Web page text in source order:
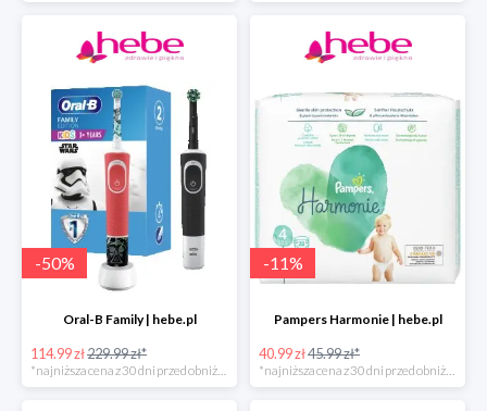
-50%
Oral-B Family | hebe.pl
114.99 zł229.99 zł*
-11%
Pampers Harmonie | hebe.pl
40.99 zł45.99 zł*